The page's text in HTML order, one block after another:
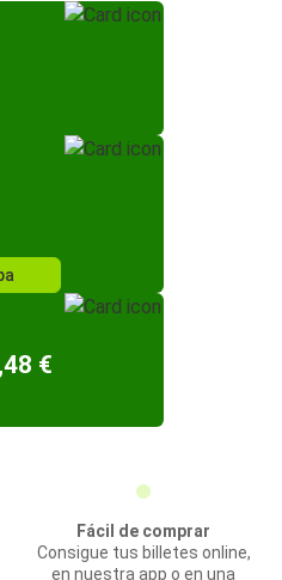
€
Fácil de comprar
Consigue tus billetes online,
en nuestra app o en una